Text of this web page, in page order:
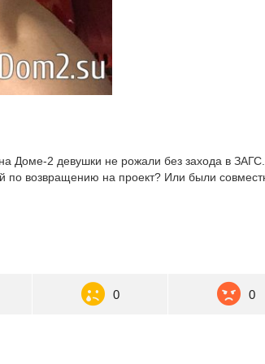
Доме-2 девушки не рожали без захода в
по возвращению на проект? Или были
0 0